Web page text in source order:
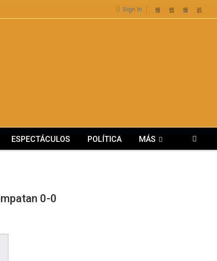
Sign In
ESPECTÁCULOS POLÍTICA MÁS
0-0